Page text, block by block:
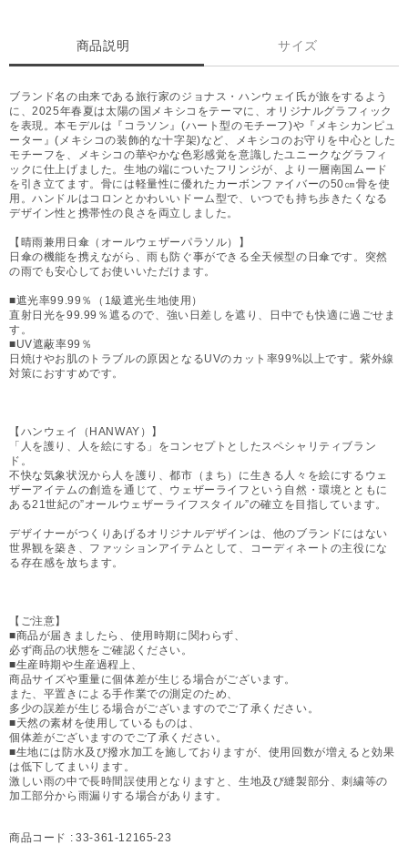
商品説明 サイズ
ブランド名の由来である旅行家のジョナス・ハンウェイ氏が旅をするよう
に、2025年春夏は太陽の国メキシコをテーマに、オリジナルグラフィック
を表現。本モデルは『コラソン』(ハート型のモチーフ)や『メキシカンピュ
ーター』(メキシコの装飾的な十字架)など、メキシコのお守りを中心とした
モチーフを、メキシコの華やかな色彩感覚を意識したユニークなグラフィ
ックに仕上げました。生地の端についたフリンジが、より一層南国ムード
を引き立てます。骨には軽量性に優れたカーボンファイバーの50㎝骨を使
用。ハンドルはコロンとかわいいドーム型で、いつでも持ち歩きたくなる
デザイン性と携帯性の良さを両立しました。
【晴雨兼用日傘（オールウェザーパラソル）】
日傘の機能を携えながら、雨も防ぐ事ができる全天候型の日傘です。突然
の雨でも安心してお使いいただけます。
■遮光率99.99％（1級遮光生地使用）
直射日光を99.99％遮るので、強い日差しを遮り、日中でも快適に過ごせま
す。
■UV遮蔽率99％
日焼けやお肌のトラブルの原因となるUVのカット率99%以上です。紫外線
対策におすすめです。
【ハンウェイ（HANWAY）】
「人を護り、人を絵にする」をコンセプトとしたスペシャリティブラン
ド。
不快な気象状況から人を護り、都市（まち）に生きる人々を絵にするウェ
ザーアイテムの創造を通じて、ウェザーライフという自然・環境とともに
ある21世紀の”オールウェザーライフスタイル”の確立を目指しています。
デザイナーがつくりあげるオリジナルデザインは、他のブランドにはない
世界観を築き、ファッションアイテムとして、コーディネートの主役にな
る存在感を放ちます。
【ご注意】
■商品が届きましたら、使用時期に関わらず、
必ず商品の状態をご確認ください。
■生産時期や生産過程上、
商品サイズや重量に個体差が生じる場合がございます。
また、平置きによる手作業での測定のため、
多少の誤差が生じる場合がございますのでご了承ください。
■天然の素材を使用しているものは、
個体差がございますのでご了承ください。
■生地には防水及び撥水加工を施しておりますが、使用回数が増えると効果
は低下してまいります。
激しい雨の中で長時間誤使用となりますと、生地及び縫製部分、刺繍等の
加工部分から雨漏りする場合があります。
商品コード : 33-361-12165-23